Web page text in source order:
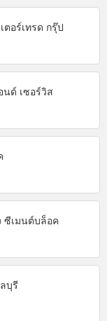
ตอร์เทรด กรุ๊ป
นด์ เซอร์วิส
ซีเมนต์บล็อค
บุรี